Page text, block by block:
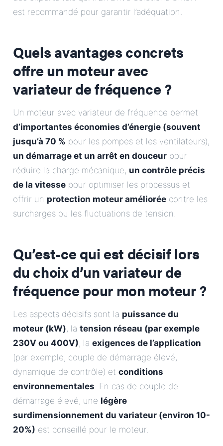
est recommandé pour garantir l’adéquation.
Quels avantages concrets
offre un moteur avec
variateur de fréquence ?
Un moteur avec variateur de fréquence permet
d’importantes économies d’énergie (souvent
jusqu’à 70 % pour les pompes et les ventilateurs),
un démarrage et un arrêt en douceur pour
réduire la charge mécanique, un contrôle précis
de la vitesse pour optimiser les processus et
offrir un protection moteur améliorée contre les
surcharges ou les fluctuations de tension.
Qu’est-ce qui est décisif lors
du choix d’un variateur de
fréquence pour mon moteur ?
Les aspects décisifs sont la puissance du
moteur (kW), la tension réseau (par exemple
230V ou 400V), la exigences de l’application
(par exemple, couple de démarrage élevé,
dynamique de contrôle) et conditions
environnementales. En cas de couple de
démarrage élevé, une légère
surdimensionnement du variateur (environ 10-
20%) est conseillé pour le moteur.